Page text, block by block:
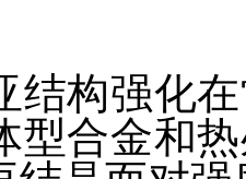
结构强化
型合金和